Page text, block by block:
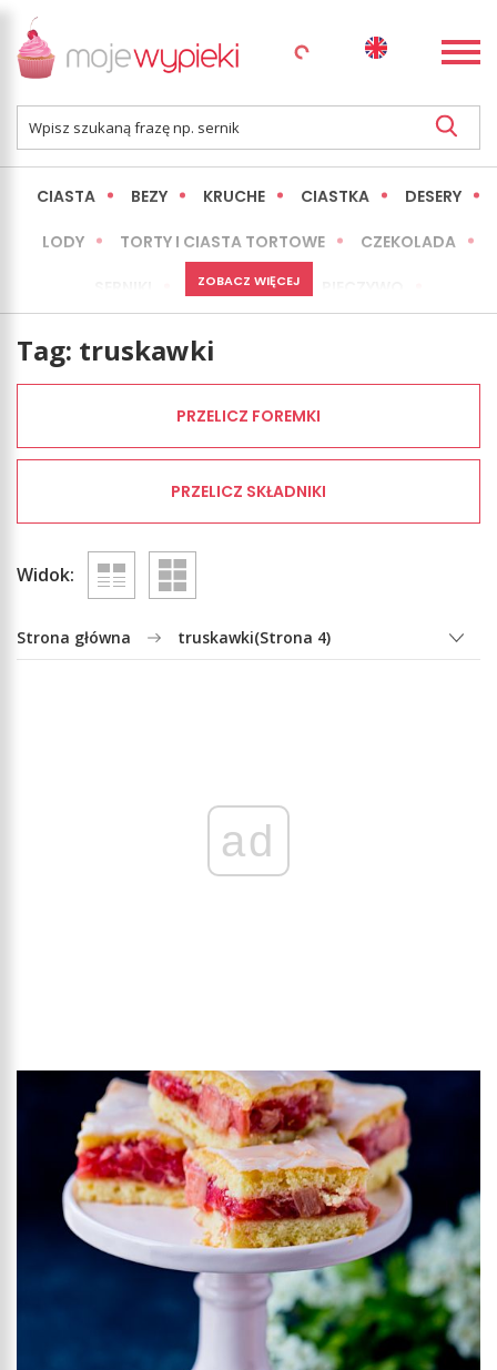
CIASTA BEZY KRUCHE CIASTKA DESERY
LODY TORTY I CIASTA TORTOWE CZEKOLADA
MINI WYPIEKI
ZOBACZ WIĘCEJ
Tag: truskawki
PRZELICZ FOREMKI
PRZELICZ SKŁADNIKI
Widok:
Strona główna truskawki(Strona 4)
ad